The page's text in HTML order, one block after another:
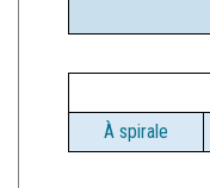
À spirale